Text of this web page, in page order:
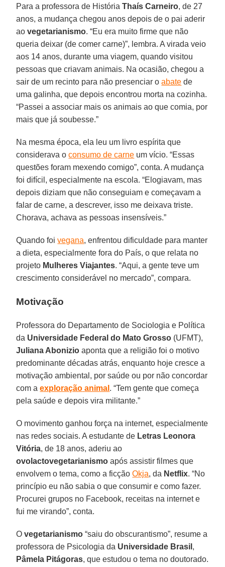
Para a professora de HistóriaThaís Carneiro, de 27
anos, a mudança chegou anos depois de o pai aderir
aovegetarianismo. “Eu era muito firme que não
queria deixar (de comer carne)”, lembra. A virada veio
aos 14 anos, durante uma viagem, quando visitou
pessoas que criavam animais. Na ocasião, chegou a
sair de um recinto para não presenciar oabate de
uma galinha, que depois encontrou morta na cozinha.
“Passei a associar mais os animais ao que comia, por
mais que já soubesse.”
Na mesma época, ela leu um livro espírita que
considerava oconsumo de carne um vício. “Essas
questões foram mexendo comigo”, conta. A mudança
foi difícil, especialmente na escola. “Elogiavam, mas
depois diziam que não conseguiam e começavam a
falar de carne, a descrever, isso me deixava triste.
Chorava, achava as pessoas insensíveis.”
Quando foivegana, enfrentou dificuldade para manter
a dieta, especialmente fora do País, o que relata no
projeto Mulheres Viajantes. “Aqui, a gente teve um
crescimento considerável no mercado”, compara.
Motivação
Professora do Departamento de Sociologia e Política
da Universidade Federal do Mato Grosso (UFMT),
Juliana Abonizio aponta que a religião foi o motivo
predominante décadas atrás, enquanto hoje cresce a
motivação ambiental, por saúde ou por não concordar
com aexploração animal . “Tem gente que começa
pela saúde e depois vira militante.”
O movimento ganhou força na internet, especialmente
nas redes sociais. A estudante de Letras Leonora
Vitória, de 18 anos, aderiu ao
ovolactovegetarianismo após assistir filmes que
envolvem o tema, como a ficçãoOkja, da Netflix. “No
princípio eu não sabia o que consumir e como fazer.
Procurei grupos no Facebook, receitas na internet e
fui me virando”, conta.
Ovegetarianismo “saiu do obscurantismo”, resume a
professora de Psicologia da Universidade Brasil ,
Pâmela Pitágoras, que estudou o tema no doutorado.